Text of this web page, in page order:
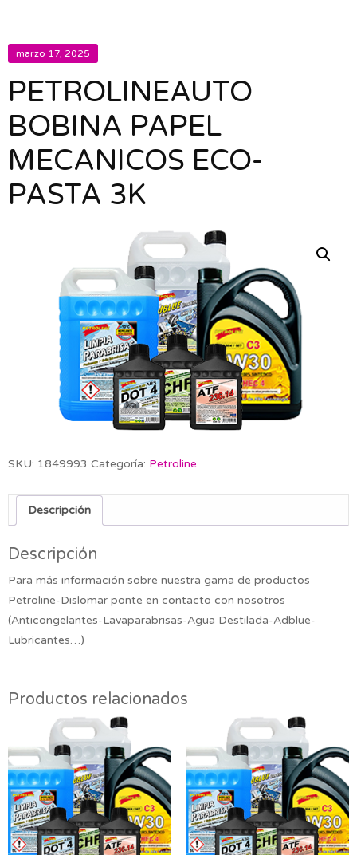
marzo 17, 2025
PETROLINEAUTO
BOBINA PAPEL
MECANICOS ECO-
PASTA 3K
SKU: 1849993 Categoría: Petroline
Descripción
Descripción
Para más información sobre nuestra gama de productos
Petroline-Dislomar ponte en contacto con nosotros
(Anticongelantes-Lavaparabrisas-Agua Destilada-Adblue-
Lubricantes…)
Productos relacionados